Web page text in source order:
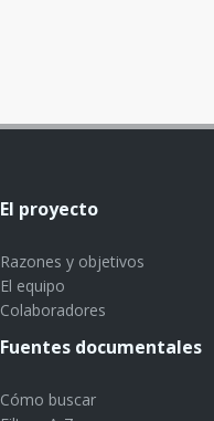
El proyecto
Razones y objetivos
El equipo
Colaboradores
Fuentes documentales
Cómo buscar